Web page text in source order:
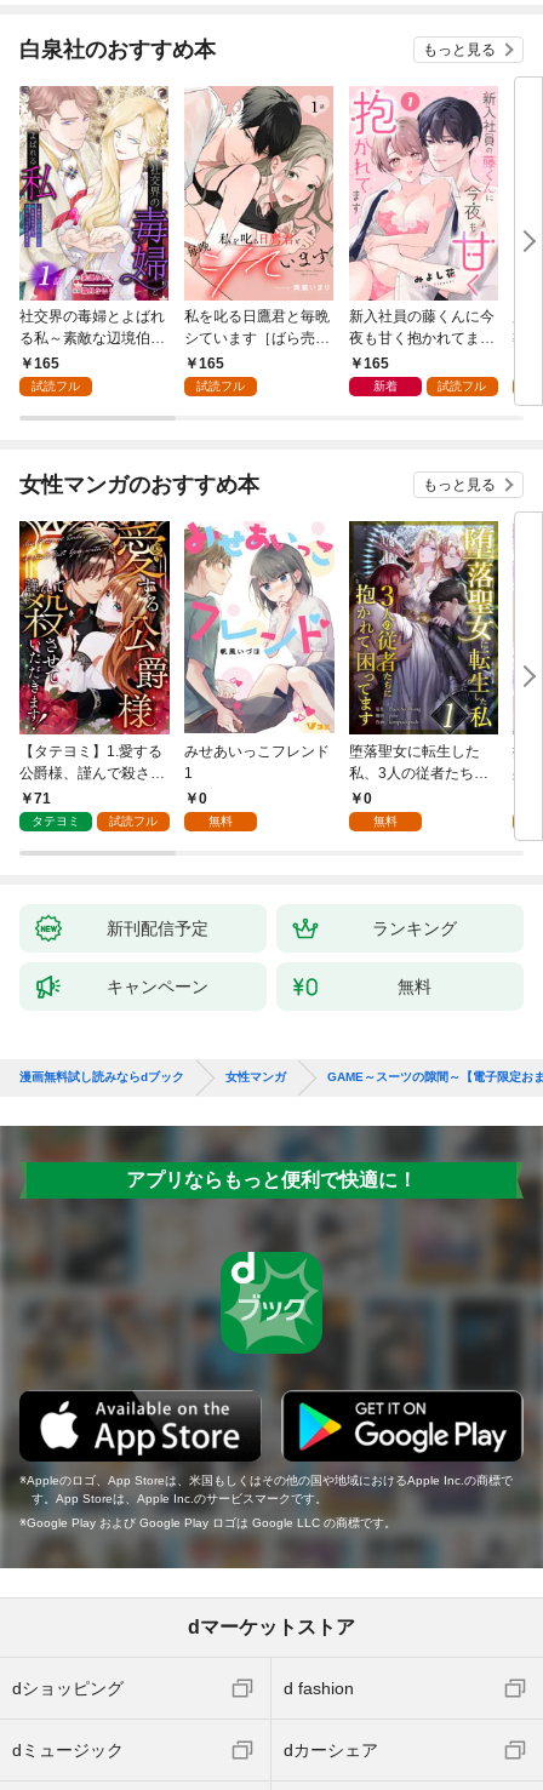
白泉社のおすすめ本 もっと見る
社交界の毒婦とよばれ
る私～素敵な辺境伯令
息に腕を折られたの
で、責任とってもらい
第1話
165
試読フル
私を叱る日鷹君と毎晩
シています［ばら売
り］ 第1話
165
試読フル
新入社員の藤くんに今
夜も甘く抱かれてます
［ばら売り］ 第1話
165
新着 試読フル
導
し
下
女性マンガのおすすめ本 もっと見る
【タテヨミ】1.愛する
公爵様、謹んで殺させ
ていただきます！
71
タテヨミ 試読フル
みせあいっこフレンド
1
0
無料
堕落聖女に転生した
私、3人の従者たちに
抱かれて困ってます 第
1話
0
無料
授
身
新刊配信予定 ランキング
キャンペーン 無料
漫画無料試し読みならdブック 女性マンガ GAME～スーツの隙間～【電子限定お
アプリならもっと便利で快適に！
Appleのロゴ、App Storeは、米国もしくはその他の国や地域におけるApple Inc.の商標で
す。App Storeは、Apple Inc.のサービスマークです。
Google Play および Google Play ロゴは Google LLC の商標です。
dマーケットストア
dショッピング d fashion
dミュージック dカーシェア